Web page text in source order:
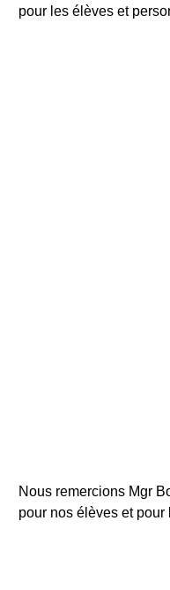
pour les élèves et
Nous remercions Mgr
pour nos élèves et